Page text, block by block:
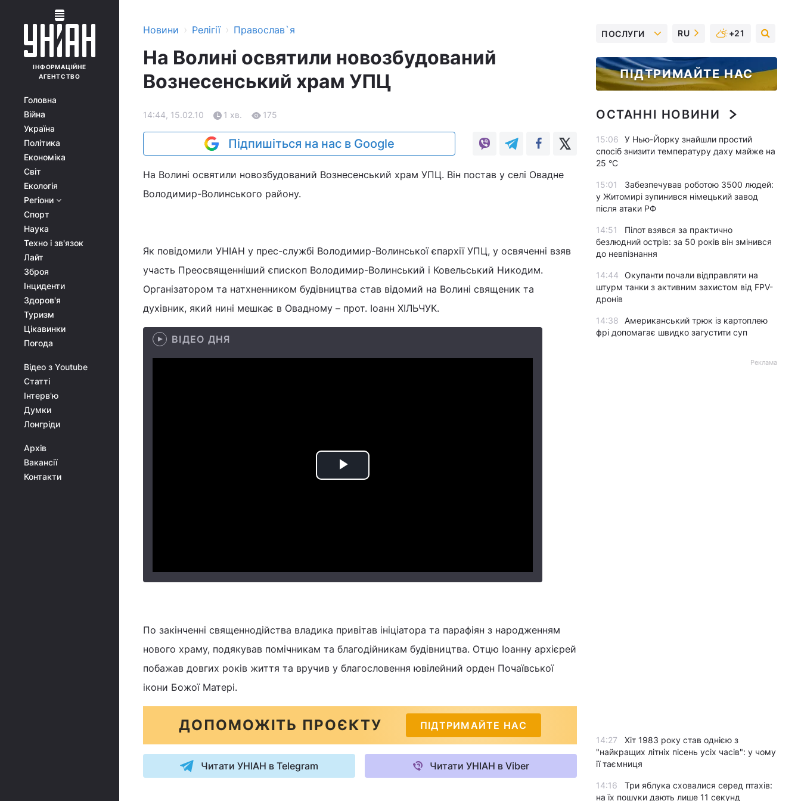
ІНФОРМАЦІЙНЕ
АГЕНТСТВО
Головна
Війна
Україна
Політика
Економіка
Світ
Екологія
Регіони
Спорт
Наука
Техно і зв'язок
Лайт
Зброя
Інциденти
Здоров'я
Туризм
Цікавинки
Погода
Відео з Youtube
Статті
Інтерв'ю
Думки
Лонгріди
Архів
Вакансії
Контакти
Новини › Релігії › Православ`я
На Волині освятили новозбудований
Вознесенський храм УПЦ
14:44, 15.02.10 1 хв. 175
Підпишіться на нас в Google
На Волині освятили новозбудований Вознесенський храм УПЦ. Він постав у селі Овадне
Володимир-Волинського району.
Як повідомили УНІАН у прес-службі Володимир-Волинської єпархії УПЦ, у освяченні взяв
участь Преосвященніший єпископ Володимир-Волинський і Ковельський Никодим.
Організатором та натхненником будівництва став відомий на Волині священик та
духівник, який нині мешкає в Овадному – прот. Іоанн ХІЛЬЧУК.
ВІДЕО ДНЯ
Play
По закінченні священнодійства владика привітав ініціатора та парафіян з народженням
нового храму, подякував помічникам та благодійникам будівництва. Отцю Іоанну архієрей
побажав довгих років життя та вручив у благословення ювілейний орден Почаївської
ікони Божої Матері.
ДОПОМОЖІТЬ ПРОЄКТУ ПІДТРИМАЙТЕ НАС
Читати УНІАН в Telegram Читати УНІАН в Viber
ПОСЛУГИ RU +21
ПІДТРИМАЙТЕ НАС
ОСТАННІ НОВИНИ
15:06
У Нью-Йорку знайшли простий
спосіб знизити температуру даху майже на
25 °C
15:01
Забезпечував роботою 3500 людей:
у Житомирі зупинився німецький завод
після атаки РФ
14:51
Пілот взявся за практично
безлюдний острів: за 50 років він змінився
до невпізнання
14:44
Окупанти почали відправляти на
штурм танки з активним захистом від FPV-
дронів
14:38
Американський трюк із картоплею
фрі допомагає швидко загустити суп
Реклама
14:27
Хіт 1983 року став однією з
"найкращих літніх пісень усіх часів": у чому
її таємниця
14:16
Три яблука сховалися серед птахів:
на їх пошуки дають лише 11 секунд